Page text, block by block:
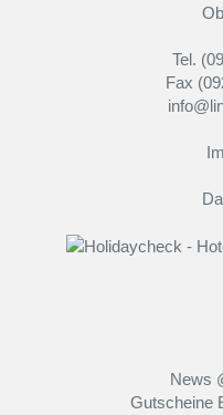
Tel.
Fax
News
Gutscheine